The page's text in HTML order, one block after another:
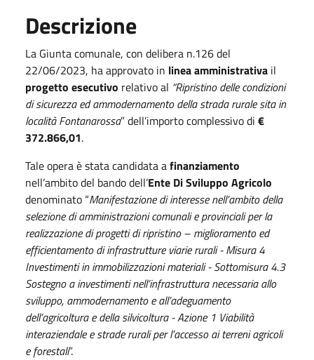
Descrizione
La Giunta comunale, con delibera n.126 del
22/06/2023, ha approvato in linea amministrativa il
progetto esecutivo relativo al “Ripristino delle condizioni
di sicurezza ed ammodernamento della strada rurale sita in
località Fontanarossa” dell’importo complessivo di €
372.866,01.
Tale opera è stata candidata afinanziamento
nell’ambito del bando dell’Ente Di Sviluppo Agricolo
denominato “Manifestazione di interesse nell’ambito della
selezione di amministrazioni comunali e provinciali per la
realizzazione di progetti di ripristino – miglioramento ed
efficientamento di infrastrutture viarie rurali - Misura 4
Investimenti in immobilizzazioni materiali - Sottomisura 4.3
Sostegno a investimenti nell’infrastruttura necessaria allo
sviluppo, ammodernamento e all’adeguamento
dell’agricoltura e della silvicoltura - Azione 1 Viabilità
interaziendale e strade rurali per l’accesso ai terreni agricoli
e forestali”.